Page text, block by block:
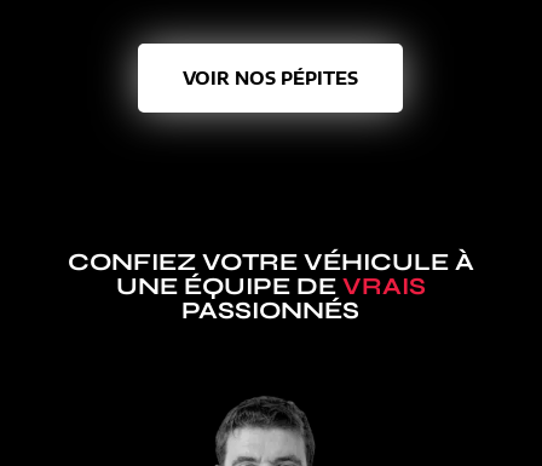
VOIR NOS PÉPITES
CONFIEZ VOTRE VÉHICULE À
UNE ÉQUIPE DE VRAIS
PASSIONNÉS